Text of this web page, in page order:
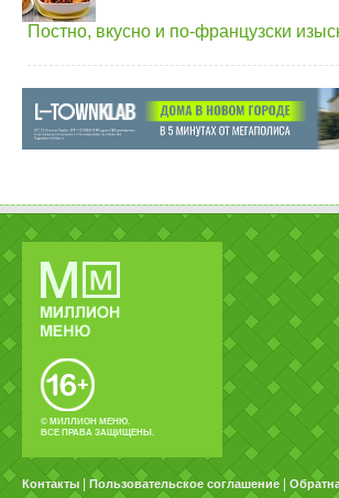
Постно, вкусно и по-французски
© МИЛЛИОН МЕНЮ.
ВСЕ ПРАВА ЗАЩИЩЕНЫ.
Контакты Пользовательское соглашение